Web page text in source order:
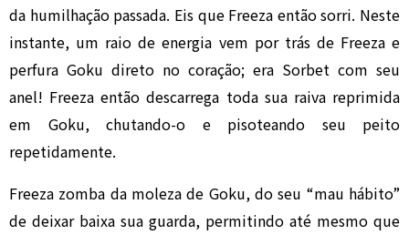
da humilhação passada. Eis que Freeza então sorri. Neste
instante, um raio de energia vem por trás de Freeza e
perfura Goku direto no coração; era Sorbet com seu
anel! Freeza então descarrega toda sua raiva reprimida
em Goku, chutando-o e pisoteando seu peito
repetidamente.
Freeza zomba da moleza de Goku, do seu “mau hábito”
de deixar baixa sua guarda, permitindo até mesmo que